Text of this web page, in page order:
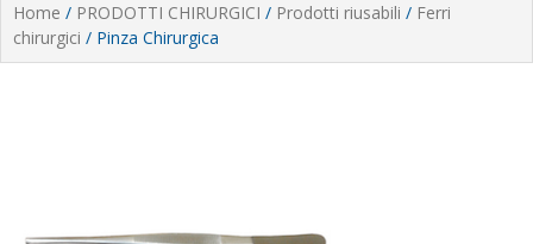
Home / PRODOTTI CHIRURGICI / Prodotti riusabili / Ferri
chirurgici / Pinza Chirurgica